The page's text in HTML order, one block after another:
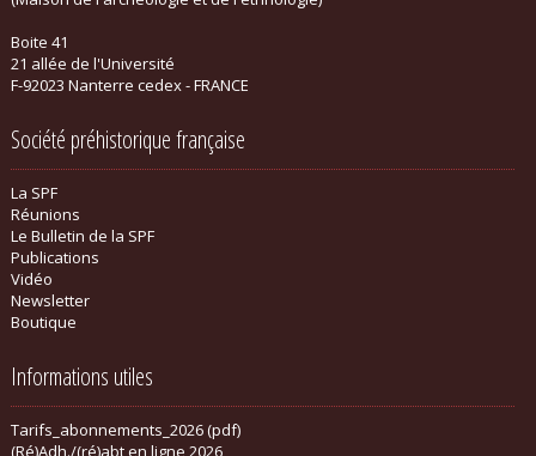
Boite 41
21 allée de l'Université
F-92023 Nanterre cedex - FRANCE
Société préhistorique française
La SPF
Réunions
Le Bulletin de la SPF
Publications
Vidéo
Newsletter
Boutique
Informations utiles
Tarifs_abonnements_2026 (pdf)
(Ré)Adh./(ré)abt en ligne 2026